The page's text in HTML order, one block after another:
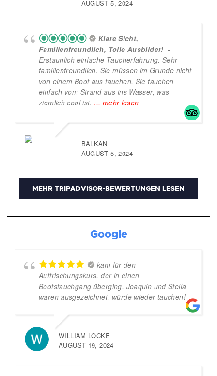
AUGUST 5, 2024
Klare Sicht,
Familienfreundlich, Tolle Ausbilder! -
Erstaunlich einfache Taucherfahrung. Sehr
familienfreundlich. Sie müssen im Grunde nicht
von einem Boot aus tauchen. Sie tauchen
einfach vom Strand aus ins Wasser, was
ziemlich cool ist.... mehr lesen
BALKAN
AUGUST 5, 2024
MEHR TRIPADVISOR-BEWERTUNGEN LESEN
Google
kam für den
Auffrischungskurs, der in einen
Bootstauchgang überging. Joaquin und Stella
waren ausgezeichnet, würde wieder tauchen!
WILLIAM LOCKE
AUGUST 19, 2024